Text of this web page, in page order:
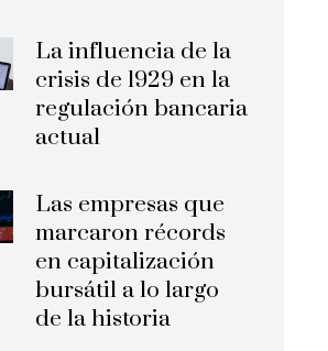
La influencia de la
crisis de 1929 en la
regulación bancaria
actual
Las empresas que
marcaron récords
en capitalización
bursátil a lo largo
de la historia